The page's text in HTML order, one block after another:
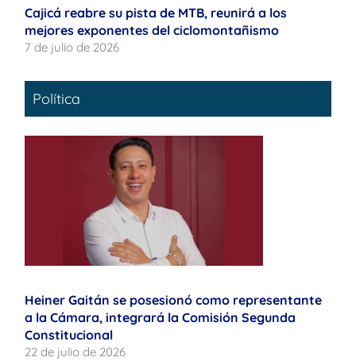
Cajicá reabre su pista de MTB, reunirá a los
mejores exponentes del ciclomontañismo
7 de julio de 2026
Política
Heiner Gaitán se posesionó como representante
a la Cámara, integrará la Comisión Segunda
Constitucional
22 de julio de 2026